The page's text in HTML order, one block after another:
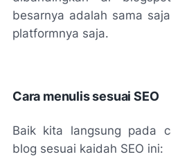
besarnya adalah sama
platformnya saja.
Cara menulis sesuai SEO
Baik kita langsung pada
blog sesuai kaidah SEO ini: